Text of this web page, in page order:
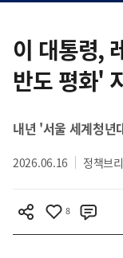
텐
츠
영
이 대통령,
반도 평화'
내년 '서울 세계청년
2026.06.16 정책브
8